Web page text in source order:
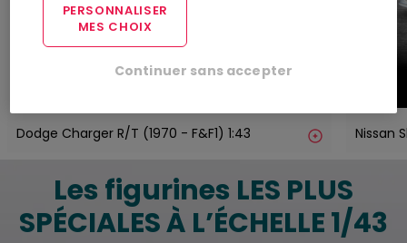
Dodge Charger R/T (1970 - F&F1) 1:43 Nissan
Les figurines LES PLUS
SPÉCIALES À L’ÉCHELLE 1/43
PERSONNALISER
MES CHOIX
Continuer sans accepter